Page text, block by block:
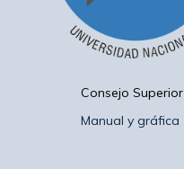
Consejo Superior
Manual y gráfica